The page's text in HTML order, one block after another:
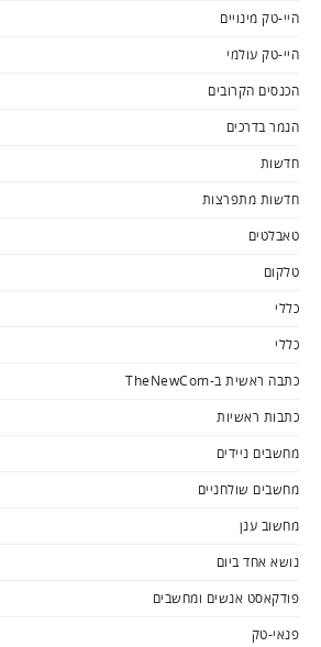
היי-טק מינויים
היי-טק עולמי
הכנסים הקרובים
הנמר בדרכים
חדשות
חדשות מתפרצות
טאבלטים
טלקום
כללי
כללי
כתבה ראשית ב-TheNewCom
כתבות ראשיות
מחשבים ניידים
מחשבים שולחניים
מחשוב ענן
נושא אחד ביום
פודקאסט אנשים ומחשבים
פנאי-טק